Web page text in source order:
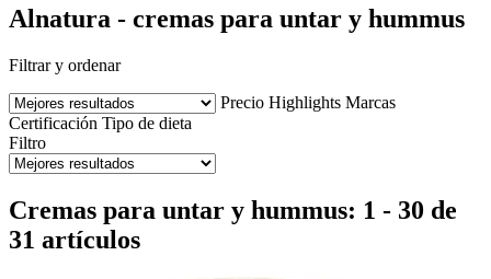
Alnatura - cremas para untar y hummus
Filtrar y ordenar
Precio Highlights Marcas
Certificación Tipo de dieta
Filtro
Cremas para untar y hummus: 1 - 30 de
31 artículos